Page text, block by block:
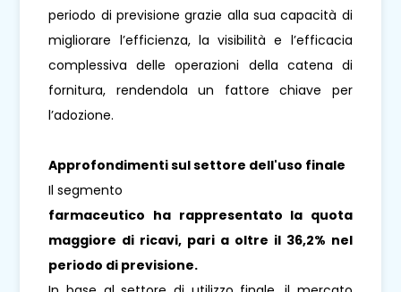
periodo di previsione grazie alla sua capacità di
migliorare l’efficienza, la visibilità e l’efficacia
complessiva delle operazioni della catena di
fornitura, rendendola un fattore chiave per
l’adozione.
Approfondimenti sul settore dell'uso finale
Il segmento
farmaceutico ha rappresentato la quota
maggiore di ricavi, pari a oltre il 36,2% nel
periodo di previsione.